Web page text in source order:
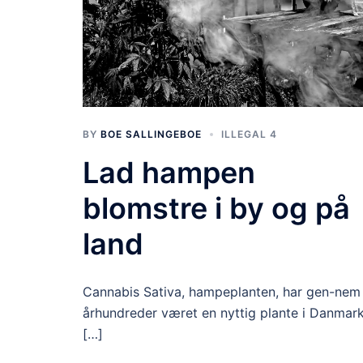
BY BOE SALLINGEBOE ILLEGAL 4
Lad hampen
blomstre i by og på
land
Cannabis Sativa, hampeplanten, har gen-nem
århundreder været en nyttig plante i
[…]